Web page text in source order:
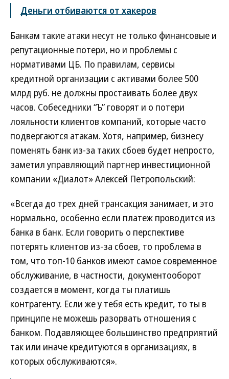
Деньги отбиваются от хакеров
Банкам такие атаки несут не только финансовые и
репутационные потери, но и проблемы с
нормативами ЦБ. По правилам, сервисы
кредитной организации с активами более 500
млрд руб. не должны простаивать более двух
часов. Собеседники “Ъ” говорят и о потери
лояльности клиентов компаний, которые часто
подвергаются атакам. Хотя, например, бизнесу
поменять банк из-за таких сбоев будет непросто,
заметил управляющий партнер инвестиционной
компании «Диалот» Алексей Петропольский:
«Всегда до трех дней трансакция занимает, и это
нормально, особенно если платеж проводится из
банка в банк. Если говорить о перспективе
потерять клиентов из-за сбоев, то проблема в
том, что топ-10 банков имеют самое современное
обслуживание, в частности, документооборот
создается в момент, когда ты платишь
контрагенту. Если же у тебя есть кредит, то ты в
принципе не можешь разорвать отношения с
банком. Подавляющее большинство предприятий
так или иначе кредитуются в организациях, в
которых обслуживаются».